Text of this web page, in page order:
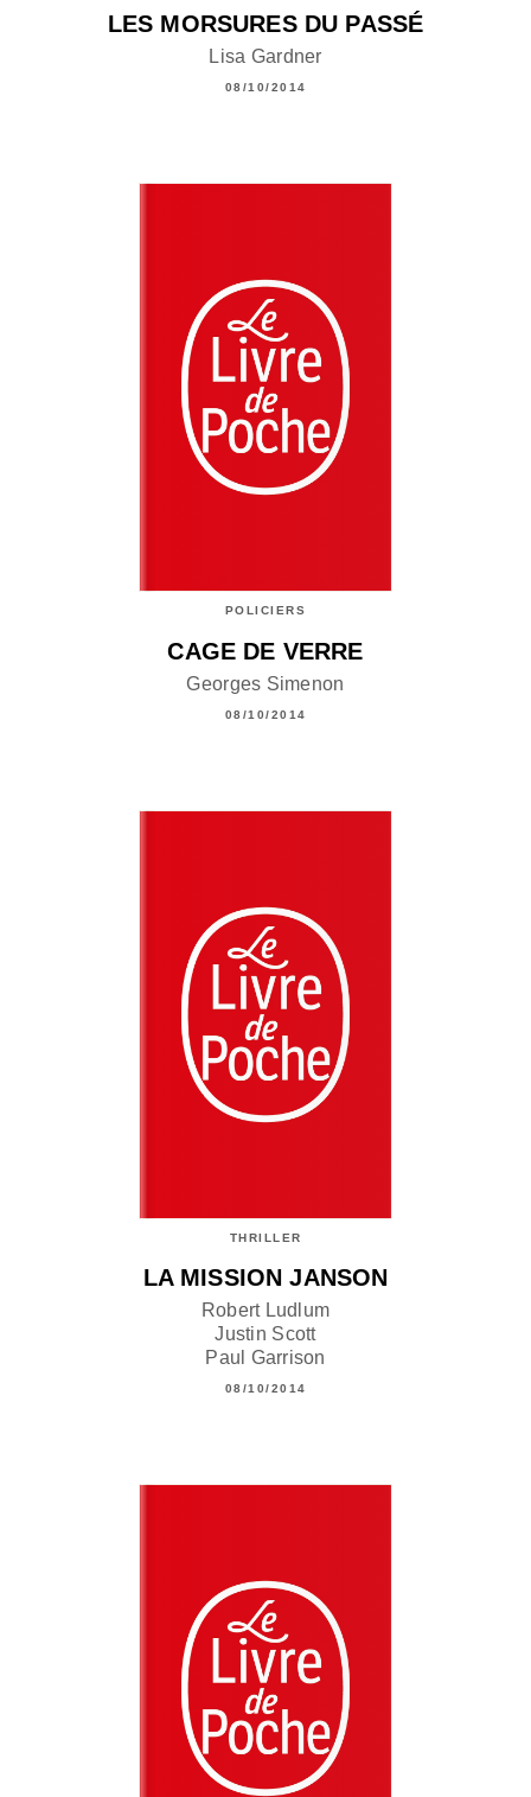
LES MORSURES DU PASSÉ
Lisa Gardner
08/10/2014
POLICIERS
CAGE DE VERRE
Georges Simenon
08/10/2014
THRILLER
LA MISSION JANSON
Robert Ludlum
Justin Scott
Paul Garrison
08/10/2014